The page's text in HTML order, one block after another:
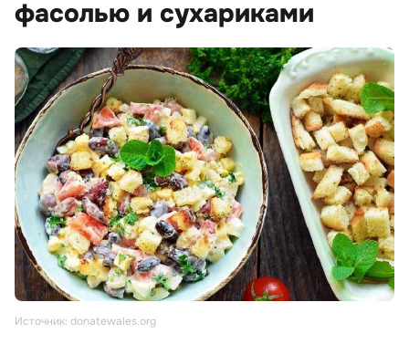
фасолью и сухариками
Источник: donatewales.org